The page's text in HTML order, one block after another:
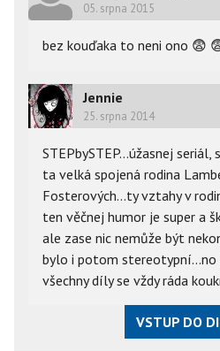
05. srpna 2015
bez kouďaka to neni ono 😨
Jennie
25. srpna 2014
STEPbySTEP...úžasnej
ta velká spojená rodina
Fosterových...ty vztahy v
ten věčnej humor je super a
ale zase nic nemůže být
bylo i potom stereotypní...no
všechny díly se vždy ráda
VSTUP DO